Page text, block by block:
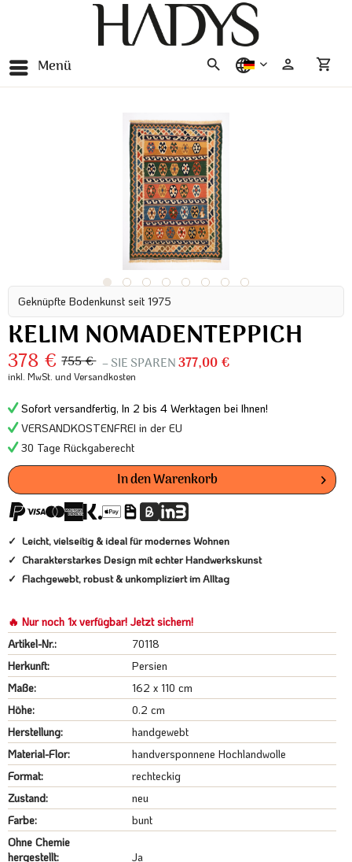
Menü deutsch
Geknüpfte Bodenkunst seit 1975
KELIM NOMADENTEPPICH
378 € 755 € – SIE SPAREN377,00 €
inkl. MwSt. und Versandkosten
Sofort versandfertig, In 2 bis 4 Werktagen bei Ihnen!
VERSANDKOSTENFREI in der EU
30 Tage Rückgaberecht
In denWarenkorb
Leicht, vielseitig & ideal für modernes Wohnen
Charakterstarkes Design mit echter Handwerkskunst
Flachgewebt, robust & unkompliziert im Alltag
🔥 Nur noch 1x verfügbar! Jetzt sichern!
Artikel-Nr.:
70118
Herkunft:
Persien
Maße:
162 x 110 cm
Höhe:
0.2 cm
Herstellung:
handgewebt
Material-Flor:
handversponnene Hochlandwolle
Format:
rechteckig
Zustand:
neu
Farbe:
bunt
Ohne Chemie
hergestellt:
Ja